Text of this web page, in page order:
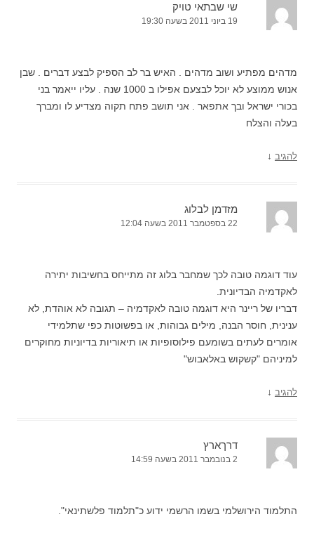
שי שבתאי טויק
19 ביוני 2011 בשעה 19:30
מדהים מפתיע ושוב מדהים . האיש בר לב הספיק לבצע דברים . שבן
אנוש ממוצע לא יוכל לבצעם אפילו ב 1000 שנה . עליו ייאמר בני
בכורי ישראל ובך אתפאר . אני תושב פתח תקוה מצדיע לו ומברך
בעלה והצלח
להגיב ↓
מזדמן לבלוג
22 בספטמבר 2011 בשעה 12:04
עוד דוגמה טובה לכך שמחבר בלוג זה מתייחס בחשיבות יתירה
לאקדמיה הבדיונית.
דבריו של ריינר היא דוגמה טובה לאקדמיה – תגובה לא אוהדת, לא
ענינית, חוסר הבנה, מילים גבוהות, או בפשוטות כפי שתלמידי
אומרים לעתים בשומעם פילוסופיות או תיאוריות בדיוניות מחוקרים
למיניהם "קשקוש באלאבוש"
להגיב ↓
דרךארץ
2 בנובמבר 2011 בשעה 14:59
התלמוד הירושלמי בשמו הרשמי ידוע כ"תלמוד פלשתינאי".